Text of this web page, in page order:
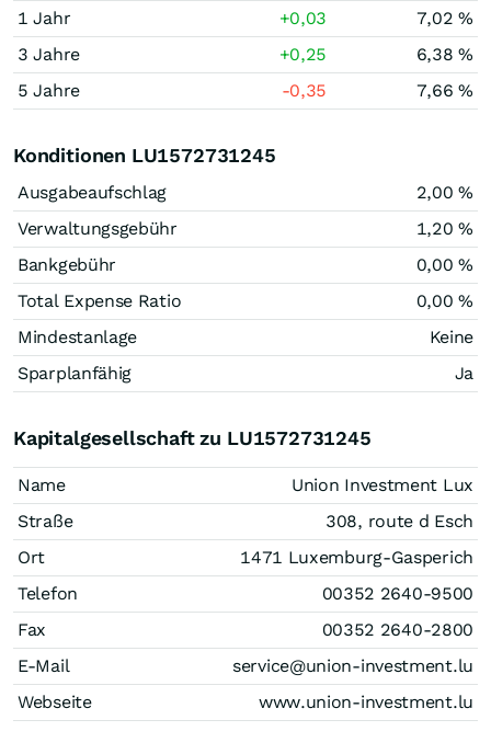
1 Jahr
+0,03
7,02 %
3 Jahre
+0,25
6,38 %
5 Jahre
-0,35 7,66 %
Konditionen LU1572731245
Ausgabeaufschlag
2,00 %
Verwaltungsgebühr
1,20 %
Bankgebühr
0,00 %
Total Expense Ratio
0,00 %
Mindestanlage
Keine
Sparplanfähig
Ja
Kapitalgesellschaft zu LU1572731245
Name
Union Investment Lux
Straße
308, route d Esch
Ort
1471 Luxemburg-Gasperich
Telefon
00352 2640-9500
Fax
00352 2640-2800
E-Mail
service@union-investment.lu
Webseite
www.union-investment.lu